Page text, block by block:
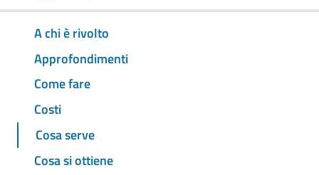
A chi è rivolto
Approfondimenti
Come fare
Costi
Cosa serve
Cosa si ottiene